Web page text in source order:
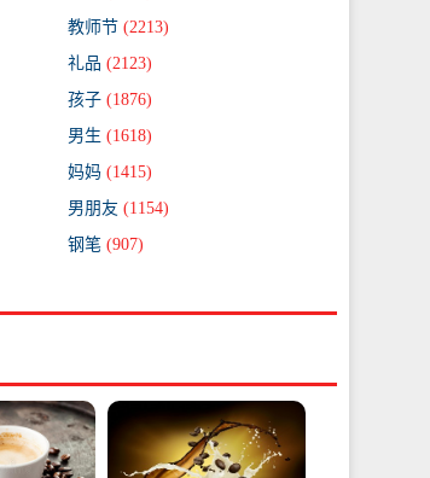
教师节 (2213)
礼品 (2123)
孩子 (1876)
男生 (1618)
妈妈 (1415)
男朋友 (1154)
钢笔 (907)